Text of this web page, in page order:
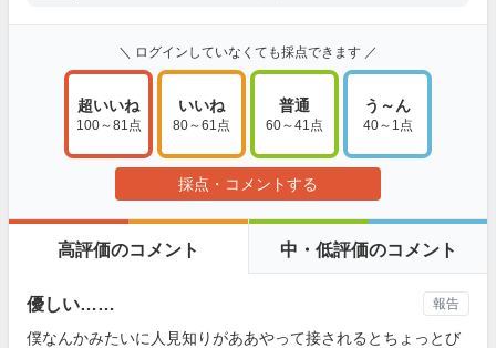
＼ ログインしていなくても採点できます ／
超いいね
100～81点
いいね
80～61点
普通
60～41点
う～ん
40～1点
採点・コメントする
高評価のコメント 中・低評価のコメント
優しい……
僕なんかみたいに人見知りがああやって接されるとちょっとび
報告